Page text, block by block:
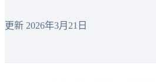
更新 2026年3月21日